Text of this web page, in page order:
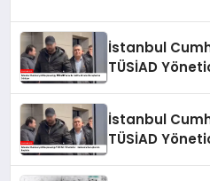
İstanbul
TÜSİAD
İstanbul
TÜSİAD